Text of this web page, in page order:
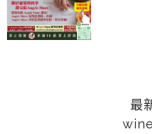
最